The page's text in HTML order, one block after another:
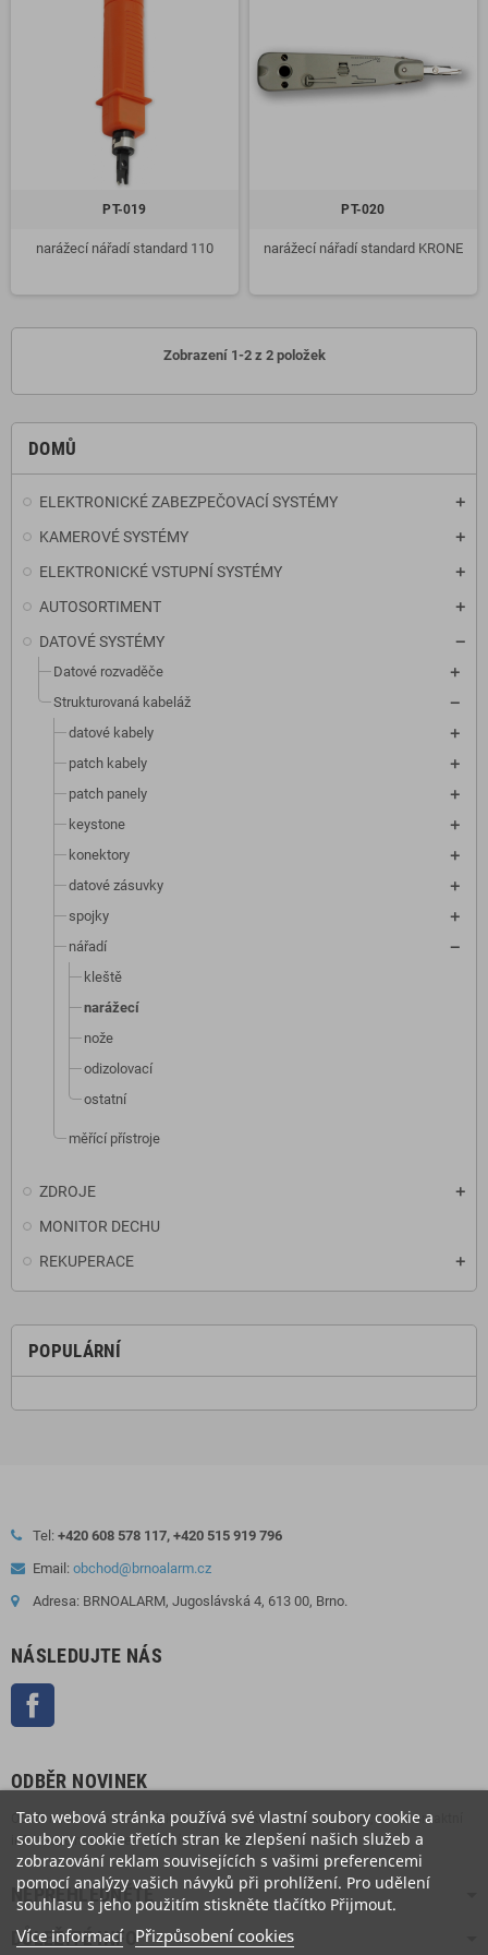
DOMŮ
ELEKTRONICKÉ ZABEZPEČOVACÍ SYSTÉMY
KAMEROVÉ SYSTÉMY
ELEKTRONICKÉ VSTUPNÍ SYSTÉMY
AUTOSORTIMENT
DATOVÉ SYSTÉMY
Datové rozvaděče
Strukturovaná kabeláž
datové kabely
patch kabely
patch panely
keystone
konektory
datové zásuvky
spojky
nářadí
kleště
narážecí
nože
odizolovací
ostatní
měřící přístroje
ZDROJE
MONITOR DECHU
REKUPERACE
POPULÁRNÍ
PT-019
narážecí nářadí standard 110
PT-020
narážecí nářadí standard KRONE
Zobrazení 1-2 z 2 položek
Tel: +420 608 578 117, +420 515 919 796
Email: obchod@brnoalarm.cz
Adresa: BRNOALARM, Jugoslávská 4, 613 00, Brno.
NÁSLEDUJTE NÁS
ODBĚR NOVINEK
Odběr novinek můžete kdykoliv zrušit. Pokud to chcete udělat, naše kontaktní
informace naleznete v právním oznámení.
NEPŘEHLÉDNĚTE
DŮLEŽITÉ INFO
Tato webová stránka používá své vlastní soubory cookie a
soubory cookie třetích stran ke zlepšení našich služeb a
zobrazování reklam souvisejících s vašimi preferencemi
pomocí analýzy vašich návyků při prohlížení. Pro udělení
souhlasu s jeho použitím stiskněte tlačítko Přijmout.
Více informací Přizpůsobení cookies